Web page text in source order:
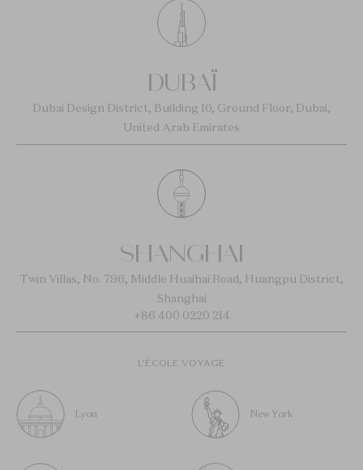
DUBAÏ
Dubai Design District, Building 10, Ground Floor, Dubai,
United Arab Emirates
SHANGHAI
Twin Villas, No. 796, Middle Huaihai Road, Huangpu District,
Shanghai
+86 400 0220 214
L’ÉCOLE VOYAGE
Lyon New York